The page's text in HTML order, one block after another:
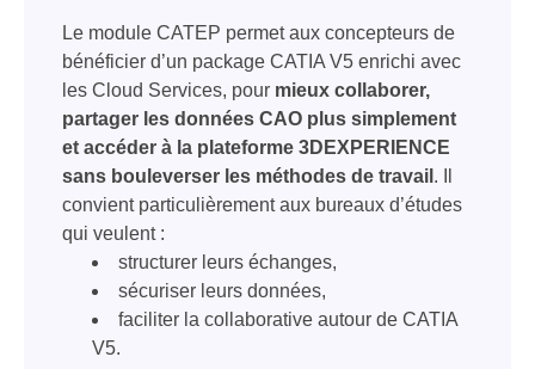
Le module CATEP permet aux concepteurs de
bénéficier d’un package CATIA V5 enrichi avec
les Cloud Services, pour mieux collaborer,
partager les données CAO plus simplement
et accéder à la plateforme 3DEXPERIENCE
sans bouleverser les méthodes de travail . Il
convient particulièrement aux bureaux d’études
qui veulent :
structurer leurs échanges,
sécuriser leurs données,
faciliter la collaborative autour de CATIA
V5.